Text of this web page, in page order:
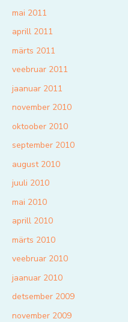
mai 2011
aprill 2011
märts 2011
veebruar 2011
jaanuar 2011
november 2010
oktoober 2010
september 2010
august 2010
juuli 2010
mai 2010
aprill 2010
märts 2010
veebruar 2010
jaanuar 2010
detsember 2009
november 2009